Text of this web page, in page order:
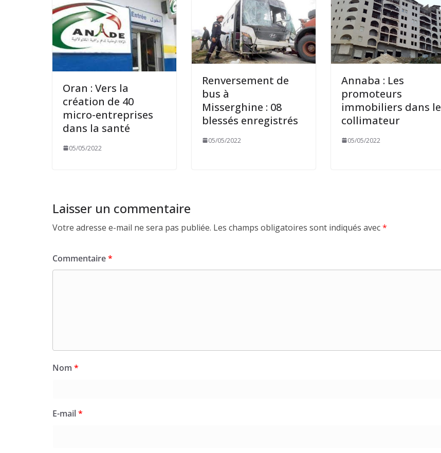
Oran : Vers la
création de 40
micro-entreprises
dans la santé
05/05/2022
Renversement de
bus à
Misserghine : 08
blessés enregistrés
05/05/2022
Annaba : Les
promoteurs
immobiliers dans le
collimateur
05/05/2022
Laisser un commentaire
Votre adresse e-mail ne sera pas publiée. Les champs obligatoires sont indiqués avec*
Commentaire*
Nom *
E-mail*